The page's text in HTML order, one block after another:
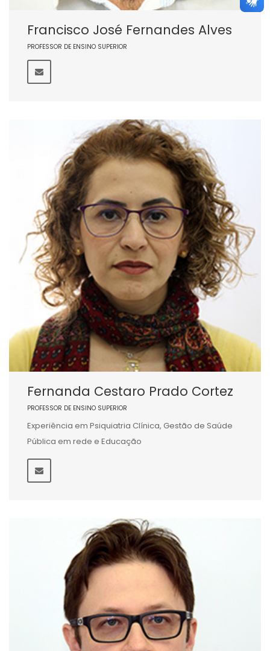
Francisco José Fernandes Alves
PROFESSOR DE ENSINO SUPERIOR
Fernanda Cestaro Prado Cortez
PROFESSOR DE ENSINO SUPERIOR
Experiência em Psiquiatria Clínica, Gestão de Saúde
Pública em rede e Educação